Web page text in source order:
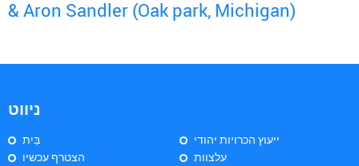
& Aron Sandler (Oak park, Michigan)
ניווט
בַּיִת
הצטרף עכשיו
ייעוץ הכרויות יהודי
עלצוות